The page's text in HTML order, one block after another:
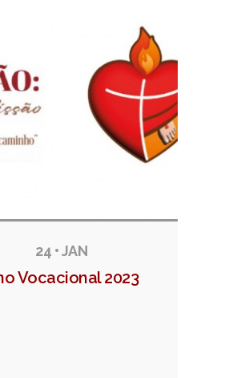
24 • JAN
Vocacional 2023